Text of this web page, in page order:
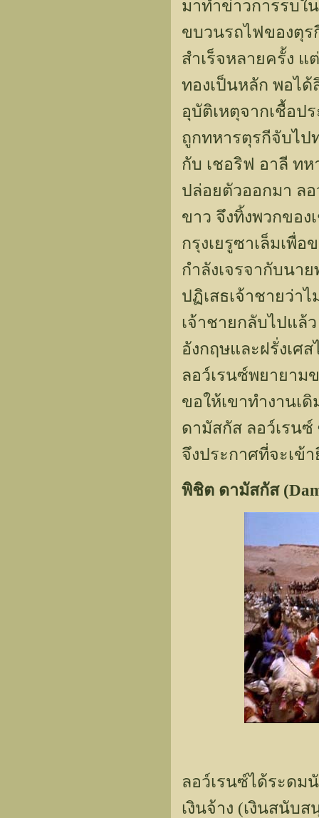
มาทำข่าวการรบใ
ขบวนรถไฟของตุร
สำเร็จหลายครั้ง
ทองเป็นหลัก พอไ
อุบัติเหตุจากเชื้อป
ถูกทหารตุรกีจับไป
กับ เชอริฟ อาลี ท
ปล่อยตัวออกมา ล
ขาว จึงทิ้งพวกขอ
กรุงเยรูซาเล็มเพื่
กำลังเจรจากับนา
ปฏิเสธเจ้าชายว่า
เจ้าชายกลับไปแล้
อังกฤษและฝรั่งเศ
ลอว์เรนซ์พยายาม
ขอให้เขาทำงานเ
ดามัสกัส ลอว์เรน
จึงประกาศที่จะเข้
พิชิต ดามัสกัส
ลอว์เรนซ์ได้ระดม
เงินจ้าง (เงินสนับ